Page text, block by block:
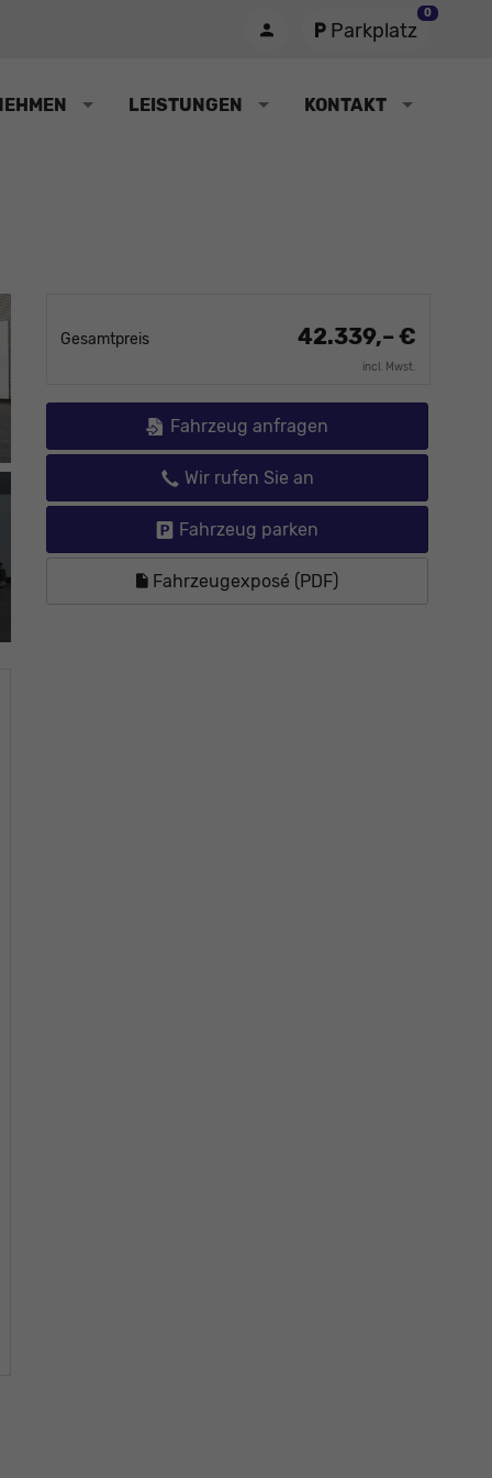
Parkplatz
0
LEISTUNGEN KONTAKT
Gesamtpreis 42.339,– €
incl. Mwst.
Fahrzeug anfragen
Wir rufen Sie an
Fahrzeug parken
Fahrzeugexposé (PDF)